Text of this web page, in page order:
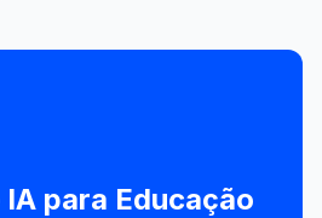
para Educação